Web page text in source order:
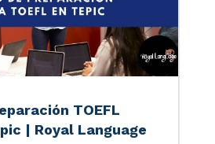
TOEFL
| Royal Language